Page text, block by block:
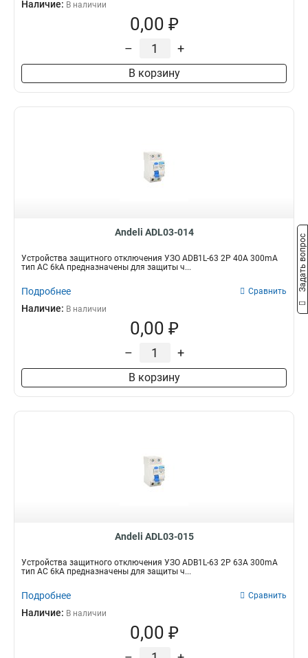
Наличие: В наличии
0,00 ₽
– +
В корзину
Andeli ADL03-014
Устройства защитного отключения УЗО ADB1L-63 2P 40A 300mA
тип AC 6kA предназначены для защиты ч...
Подробнее Сравнить
Наличие: В наличии
0,00 ₽
– +
В корзину
Andeli ADL03-015
Устройства защитного отключения УЗО ADB1L-63 2P 63A 300mA
тип AC 6kA предназначены для защиты ч...
Подробнее Сравнить
Наличие: В наличии
0,00 ₽
Задать вопрос